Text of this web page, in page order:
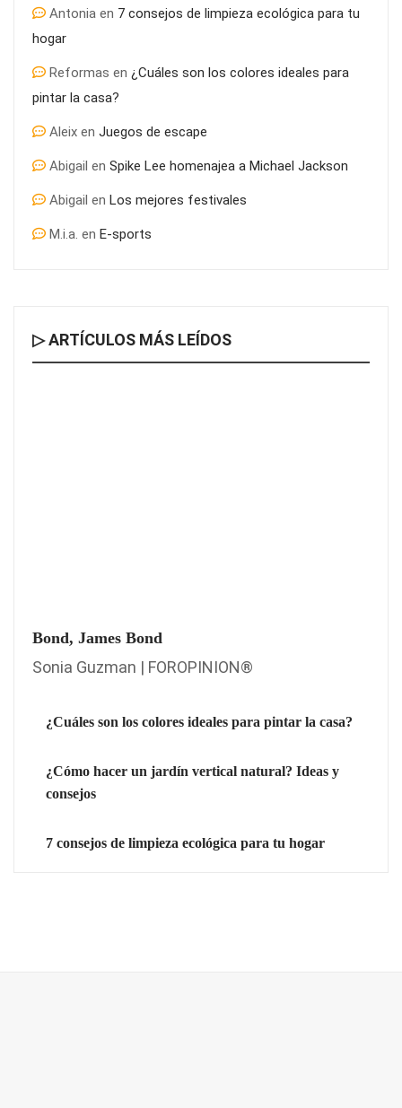
Antonia en 7 consejos de limpieza ecológica para tu
hogar
Reformas en ¿Cuáles son los colores ideales para
pintar la casa?
Aleix en Juegos de escape
Abigail en Spike Lee homenajea a Michael Jackson
Abigail en Los mejores festivales
M.i.a. en E-sports
▷ ARTÍCULOS MÁS LEÍDOS
Bond, James Bond
Sonia Guzman | FOROPINION®
¿Cuáles son los colores ideales para pintar la casa?
¿Cómo hacer un jardín vertical natural? Ideas y
consejos
7 consejos de limpieza ecológica para tu hogar